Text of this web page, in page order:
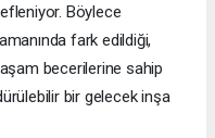
Böylece
fark edildiği,
becerilerine sahip
bir gelecek inşa